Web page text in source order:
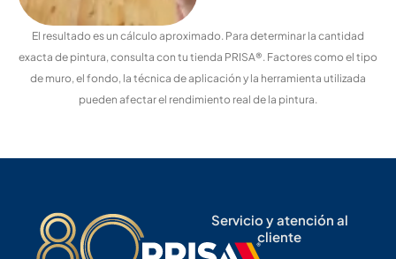
El resultado es un cálculo aproximado. Para determinar la cantidad
exacta de pintura, consulta con tu tienda PRISA®. Factores como el tipo
de muro, el fondo, la técnica de aplicación y la herramienta utilizada
pueden afectar el rendimiento real de la pintura.
Servicio y atención al
cliente